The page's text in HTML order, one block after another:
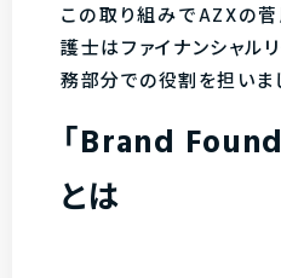
この取り組みでAZXの
護士はファイナンシャル
務部分での役割を担いま
「Brand
とは